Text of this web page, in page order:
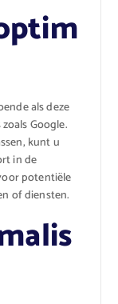
als deze
Google.
kunt u
in de
potentiële
of diensten.